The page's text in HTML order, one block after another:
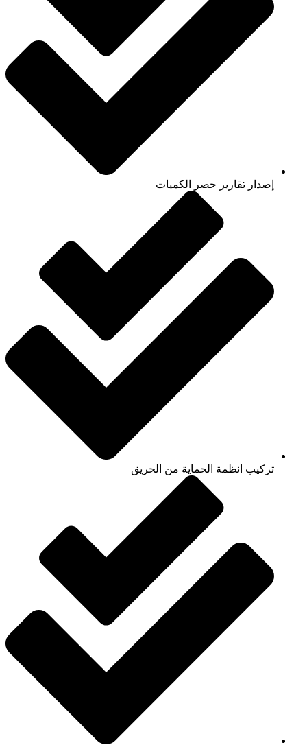
إصدار تقارير حصر الكميات
تركيب انظمة الحماية من الحريق